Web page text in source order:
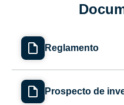
Reglamento
Prospecto de